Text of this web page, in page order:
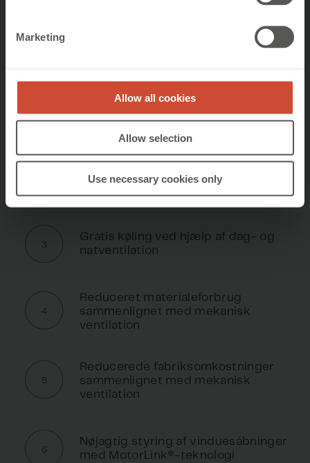
Marketing
Allow all cookies
Allow selection
Use necessary cookies only
Naturlig og hybrid ventilation bidrager til
bæredygtighed
Reduceret energiforbrug og CO2-
emissioner
indeklima året rundt
Gratis køling ved hjælp af dag- og
natventilation
Reduceret materialeforbrug
sammenlignet med mekanisk
ventilation
Reducerede fabriksomkostninger
sammenlignet med mekanisk
ventilation
Nøjagtig styring af vinduesåbninger
med MotorLink®-teknologi